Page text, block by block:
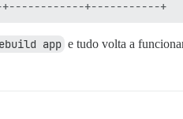
app e tudo volta a